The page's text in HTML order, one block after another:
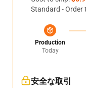
Standard - Order
Production
Today
安全な取引